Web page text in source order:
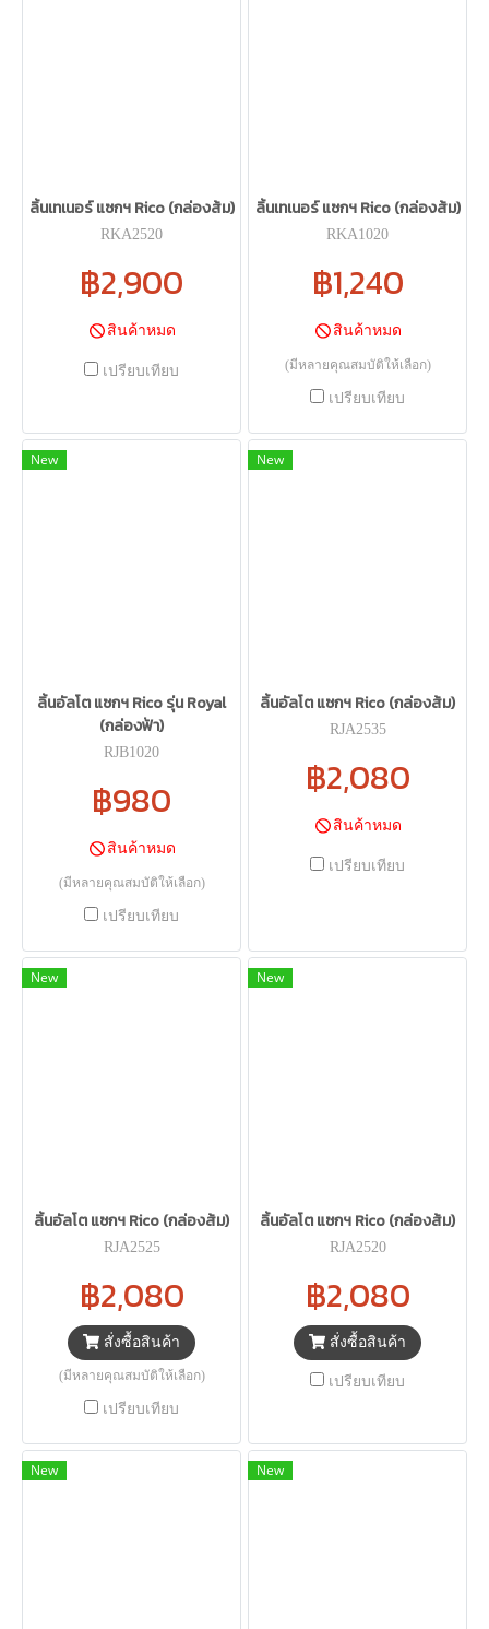
ลิ้นเทเนอร์ แซกฯ Rico (กล่องส้ม)
RKA2520
฿2,900
สินค้าหมด
เปรียบเทียบ
ลิ้นเทเนอร์ แซกฯ Rico (กล่องส้ม)
RKA1020
฿1,240
สินค้าหมด
(มีหลายคุณสมบัติให้เลือก)
เปรียบเทียบ
New
ลิ้นอัลโต แซกฯ Rico รุ่น Royal
(กล่องฟ้า)
RJB1020
฿980
สินค้าหมด
(มีหลายคุณสมบัติให้เลือก)
เปรียบเทียบ
New
ลิ้นอัลโต แซกฯ Rico (กล่องส้ม)
RJA2535
฿2,080
สินค้าหมด
เปรียบเทียบ
New
ลิ้นอัลโต แซกฯ Rico (กล่องส้ม)
RJA2525
฿2,080
สั่งซื้อสินค้า
(มีหลายคุณสมบัติให้เลือก)
เปรียบเทียบ
New
ลิ้นอัลโต แซกฯ Rico (กล่องส้ม)
RJA2520
฿2,080
สั่งซื้อสินค้า
เปรียบเทียบ
New New